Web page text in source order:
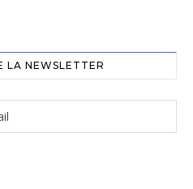
LA NEWSLETTER